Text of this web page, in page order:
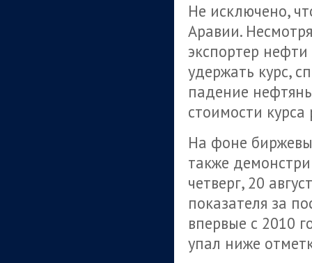
Не исключено,
Аравии.
экспортер
удержать курс,
падение
стоимости курса
На фоне
также
четверг, 20
показателя за
впервые с 2010
упал ниже